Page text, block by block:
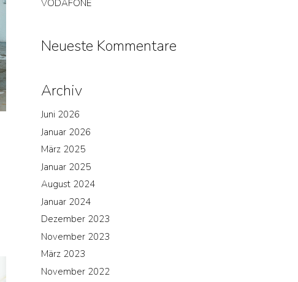
VODAFONE
Neueste Kommentare
Archiv
Juni 2026
Januar 2026
März 2025
Januar 2025
August 2024
Januar 2024
Dezember 2023
November 2023
März 2023
November 2022